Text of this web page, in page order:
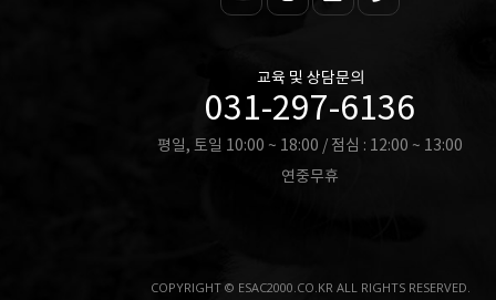
교육 및 상담문의
031-297-6136
평일, 토일 10:00 ~ 18:00 / 점심 : 12:00 ~ 13:00
연중무휴
COPYRIGHT © ESAC2000.CO.KR ALL RIGHTS RESERVED.